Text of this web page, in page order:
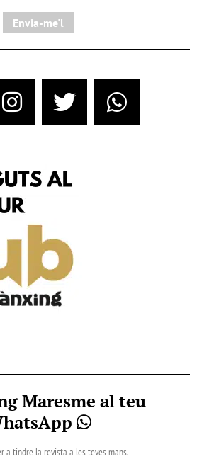
Envia-me'l
Maresme al teu
a tindre la revista a les teves mans.